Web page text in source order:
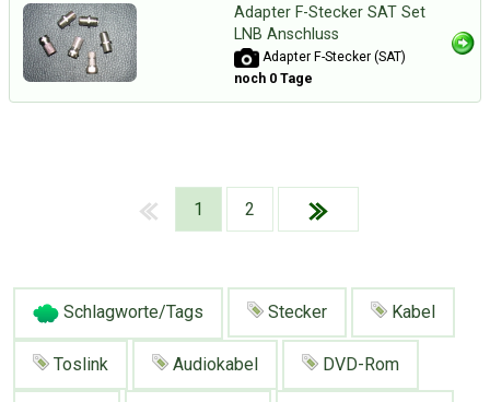
Adapter F-Stecker SAT Set
LNB Anschluss
Adapter F-Stecker (SAT)
noch 0 Tage
1 2
Schlagworte/Tags Stecker Kabel
Toslink Audiokabel DVD-Rom